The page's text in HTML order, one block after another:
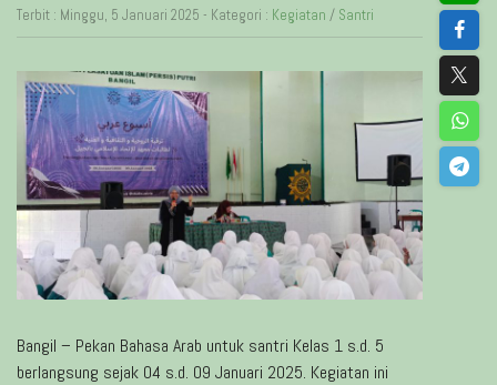
Terbit : Minggu, 5 Januari 2025 - Kategori : Kegiatan / Santri
Bangil – Pekan Bahasa Arab untuk santri Kelas 1 s.d. 5
berlangsung sejak 04 s.d. 09 Januari 2025. Kegiatan ini